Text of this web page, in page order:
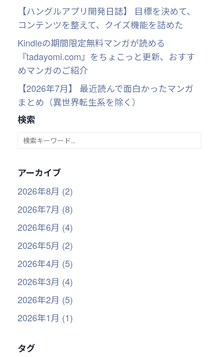
【ハングルアプリ開発日誌】 目標を決めて、
コンテンツを整えて、クイズ機能を詰めた
Kindleの期間限定無料マンガが読める
『tadayomi.com』をちょこっと更新、おすす
めマンガのご紹介
【2026年7月】 最近読んで面白かったマンガ
まとめ（異世界転生系を除く）
検索
アーカイブ
2026年8月 (2)
2026年7月 (8)
2026年6月 (4)
2026年5月 (2)
2026年4月 (5)
2026年3月 (4)
2026年2月 (5)
2026年1月 (1)
タグ